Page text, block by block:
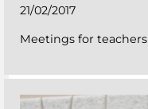
21/02/2017
Meetings for teachers